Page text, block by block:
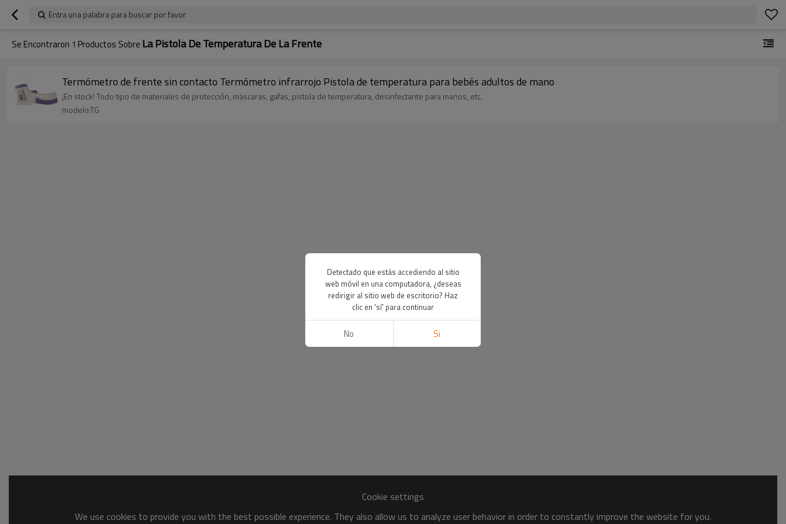
Entra una palabra para buscar por favor
Se Encontraron 1 Productos Sobre La Pistola De Temperatura De La Frente
Termómetro de frente sin contacto Termómetro infrarrojo Pistola de temperatura para bebés adultos de mano
¡En stock! Todo tipo de materiales de protección, máscaras, gafas, pistola de temperatura, desinfectante para manos, etc.
modelo:TG
Cookie settings
We use cookies to provide you with the best possible experience. They also allow us to analyze user behavior in order to constantly improve the website for you.
Detectado que estás accediendo al sitio
web móvil en una computadora, ¿deseas
redirigir al sitio web de escritorio? Haz
clic en 'sí' para continuar
No Si